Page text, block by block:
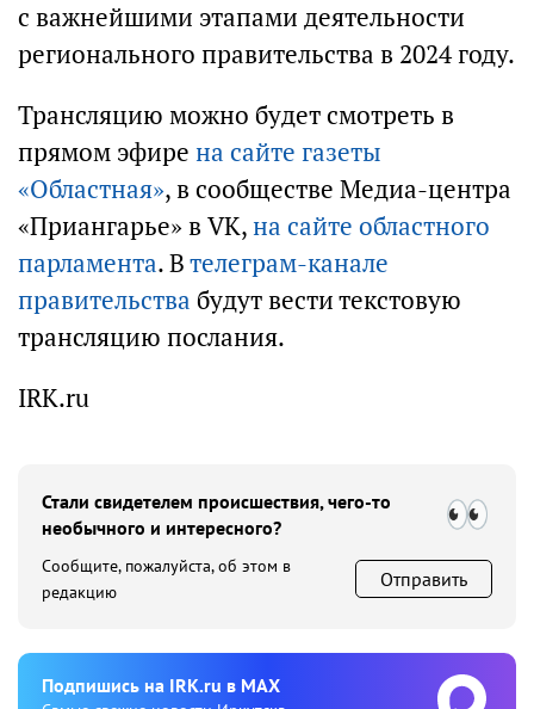
с важнейшими этапами деятельности
регионального правительства в 2024 году.
Трансляцию можно будет смотреть в
прямом эфире на сайте газеты
«Областная», в сообществе Медиа-центра
«Приангарье» в VK,на сайте областного
парламента. Втелеграм-канале
правительства будут вести текстовую
трансляцию послания.
IRK.ru
Стали свидетелем происшествия, чего-то
необычного и интересного?
Сообщите, пожалуйста, об этом в
редакцию
Отправить
Подпишиcь на IRK.ru в MAX